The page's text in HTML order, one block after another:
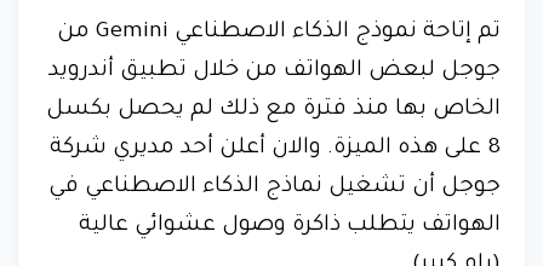
تم إتاحة نموذج الذكاء الاصطناعي Gemini من
جوجل لبعض الهواتف من خلال تطبيق أندرويد
الخاص بها منذ فترة مع ذلك لم يحصل بكسل
8 على هذه الميزة. والان أعلن أحد مديري شركة
جوجل أن تشغيل نماذج الذكاء الاصطناعي في
الهواتف يتطلب ذاكرة وصول عشوائي عالية